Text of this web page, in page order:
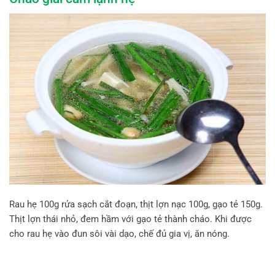
Rau hẹ 100g rửa sạch cắt đoạn, thịt lợn nạc 100g, gạo tẻ 150g.
Thịt lợn thái nhỏ, đem hầm với gạo tẻ thành cháo. Khi được
cho rau hẹ vào đun sôi vài dạo, chế đủ gia vị, ăn nóng.